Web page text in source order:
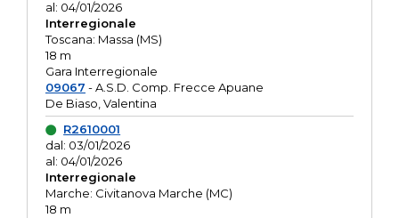
al: 04/01/2026
Interregionale
Toscana: Massa (MS)
18 m
Gara Interregionale
09067 - A.S.D. Comp. Frecce Apuane
De Biaso, Valentina
R2610001
dal: 03/01/2026
al: 04/01/2026
Interregionale
Marche: Civitanova Marche (MC)
18 m